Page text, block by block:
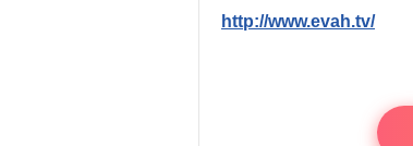
http://www.evah.tv/